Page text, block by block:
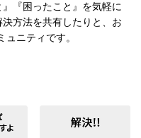
『困ったこと』を気軽に
方法を共有したりと、お
ニティです。